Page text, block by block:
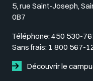
5, rue Saint-Joseph,
0B7
Téléphone: 450 530-
Sans frais: 1 800 567-
Découvrir le